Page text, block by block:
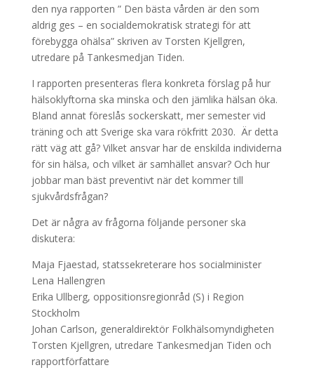
den nya rapporten ” Den bästa vården är den som
aldrig ges – en socialdemokratisk strategi för att
förebygga ohälsa” skriven av Torsten Kjellgren,
utredare på Tankesmedjan Tiden.
I rapporten presenteras flera konkreta förslag på hur
hälsoklyftorna ska minska och den jämlika hälsan öka.
Bland annat föreslås sockerskatt, mer semester vid
träning och att Sverige ska vara rökfritt 2030. Är detta
rätt väg att gå? Vilket ansvar har de enskilda individerna
för sin hälsa, och vilket är samhället ansvar? Och hur
jobbar man bäst preventivt när det kommer till
sjukvårdsfrågan?
Det är några av frågorna följande personer ska
diskutera:
Maja Fjaestad, statssekreterare hos socialminister
Lena Hallengren
Erika Ullberg, oppositionsregionråd (S) i Region
Stockholm
Johan Carlson, generaldirektör Folkhälsomyndigheten
Torsten Kjellgren, utredare Tankesmedjan Tiden och
rapportförfattare